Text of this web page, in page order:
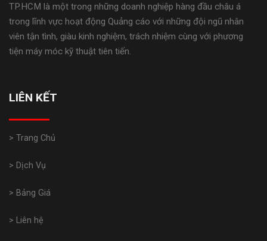
TP.HCM là một trong những doanh nghiệp hàng đầu châu á
trong lĩnh vực hoạt động Quảng cáo với những đội ngũ nhân
viên tận tình, giàu kinh nghiệm, trách nhiệm cùng với phương
tiện máy móc kỹ thuật tiên tiến.
LIÊN KẾT
> Trang Chủ
> Dịch Vụ
> Bảng Giá
> Liên hệ